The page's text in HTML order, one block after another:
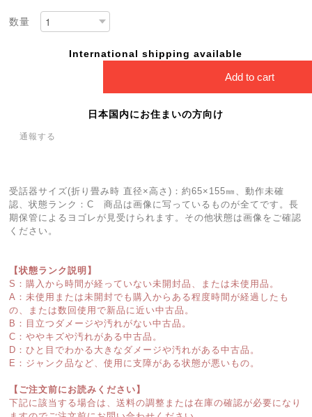
数量
International shipping available
Add to cart
日本国内にお住まいの方向け
通報する
受話器サイズ(折り畳み時 直径×高さ)：約65×155㎜、動作未確
認、状態ランク：C 商品は画像に写っているものが全てです。長
期保管によるヨゴレが見受けられます。その他状態は画像をご確認
ください。
【状態ランク説明】
S：購入から時間が経っていない未開封品、または未使用品。
A：未使用または未開封でも購入からある程度時間が経過したも
の、または数回使用で新品に近い中古品。
B：目立つダメージや汚れがない中古品。
C：ややキズや汚れがある中古品。
D：ひと目でわかる大きなダメージや汚れがある中古品。
E：ジャンク品など、使用に支障がある状態が悪いもの。
【ご注文前にお読みください】
下記に該当する場合は、送料の調整または在庫の確認が必要になり